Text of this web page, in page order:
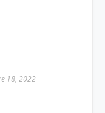
18, 2022